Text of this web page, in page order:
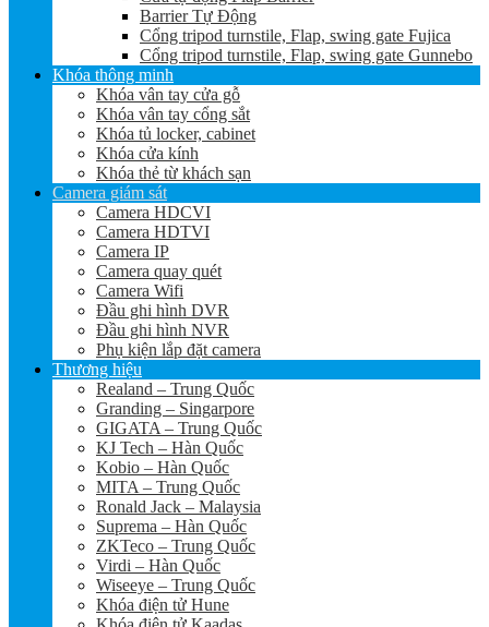
Barrier Tự Động
Cổng tripod turnstile, Flap, swing gate Fujica
Cổng tripod turnstile, Flap, swing gate Gunnebo
Khóa thông minh
Khóa vân tay cửa gỗ
Khóa vân tay cổng sắt
Khóa tủ locker, cabinet
Khóa cửa kính
Khóa thẻ từ khách sạn
Camera giám sát
Camera HDCVI
Camera HDTVI
Camera IP
Camera quay quét
Camera Wifi
Đầu ghi hình DVR
Đầu ghi hình NVR
Phụ kiện lắp đặt camera
Thương hiệu
Realand – Trung Quốc
Granding – Singarpore
GIGATA – Trung Quốc
KJ Tech – Hàn Quốc
Kobio – Hàn Quốc
MITA – Trung Quốc
Ronald Jack – Malaysia
Suprema – Hàn Quốc
ZKTeco – Trung Quốc
Virdi – Hàn Quốc
Wiseeye – Trung Quốc
Khóa điện tử Hune